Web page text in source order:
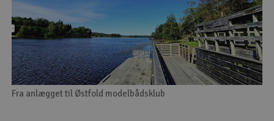
Fra anlægget til Østfold modelbådsklub